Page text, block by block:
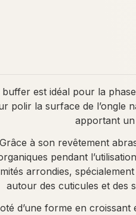
buffer est idéal pour la
polir la surface de l’ongle
apportant un
Grâce à son revêtement
pendant
arrondies,
autour des cuticules et des
d’une forme en